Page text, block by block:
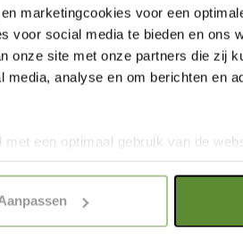
marketingcookies voor een
voor social media te bieden en ons
onze site met onze partners die zij
analyse en om berichten en
een optimaal gebruik van de
toestaan" of "alleen noodzakelijke
Het definitieve rapport